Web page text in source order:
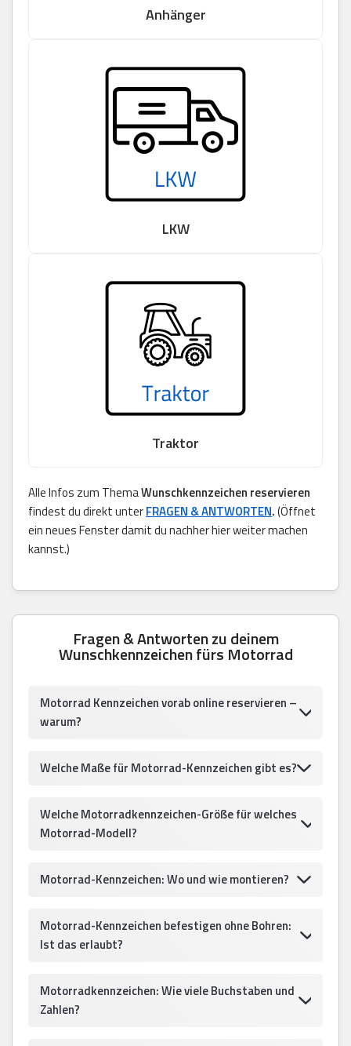
Anhänger
LKW
Traktor
Alle Infos zum ThemaWunschkennzeichen reservieren
findest du direkt unterFRAGEN & ANTWORTEN.(Öffnet
ein neues Fenster damit du nachher hier weiter machen
kannst.)
Fragen & Antworten zu deinem
Wunschkennzeichen fürs Motorrad
Motorrad Kennzeichen vorab online reservieren –
warum?
Welche Maße für Motorrad-Kennzeichen gibt es?
Welche Motorradkennzeichen-Größe für welches
Motorrad-Modell?
Motorrad-Kennzeichen: Wo und wie montieren?
Motorrad-Kennzeichen befestigen ohne Bohren:
Ist das erlaubt?
Motorradkennzeichen: Wie viele Buchstaben und
Zahlen?